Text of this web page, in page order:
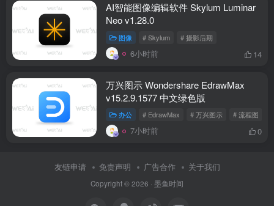
AI智能图像编辑软件 Skylum Luminar
Neo v1.28.0
图像 # Skylum # 摄影后期
6小时前 14
万兴图示 Wondershare EdrawMax
v15.2.9.1577 中文绿色版
办公 # EdrawMax # 万兴图示 # 流程图
7小时前 0
友链申请 免责声明 广告合作 关于我们
Copyright © 2026 · 墨鱼时间